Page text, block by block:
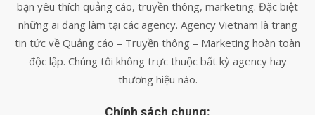
bạn yêu thích quảng cáo, truyền thông, marketing. Đặc biệt
những ai đang làm tại các agency. Agency Vietnam là trang
tin tức về Quảng cáo – Truyền thông – Marketing hoàn toàn
độc lập. Chúng tôi không trực thuộc bất kỳ agency hay
thương hiệu nào.
Chính sách chung: